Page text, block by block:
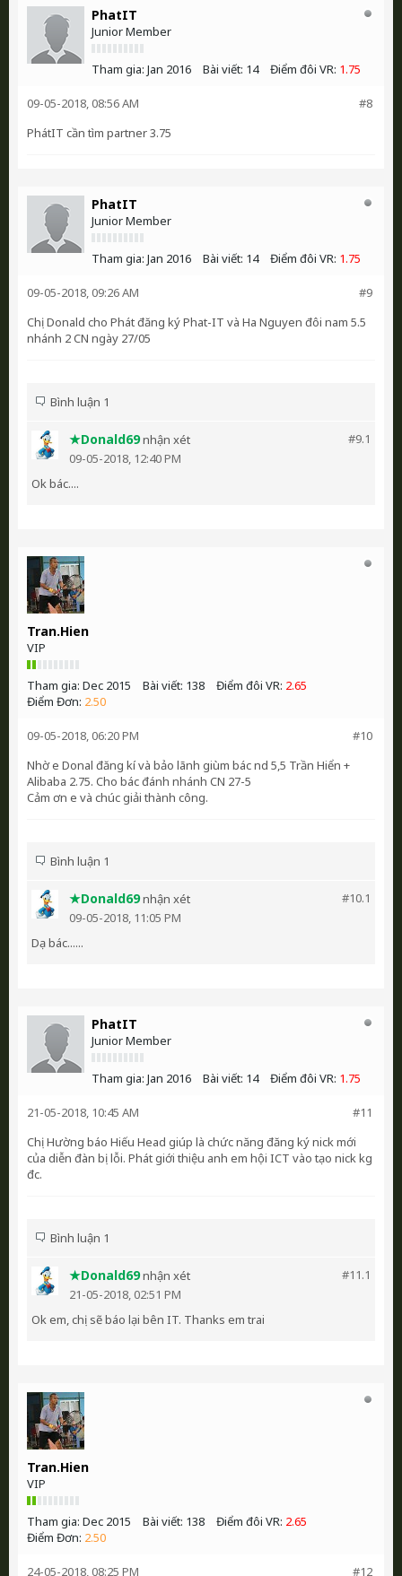
PhatIT
Junior Member
Tham gia: Jan 2016 Bài viết: 14 Điểm đôi VR: 1.75
#8
09-05-2018, 08:56 AM
PhátIT cần tìm partner 3.75
PhatIT
Junior Member
Tham gia: Jan 2016 Bài viết: 14 Điểm đôi VR: 1.75
#9
09-05-2018, 09:26 AM
Chị Donald cho Phát đăng ký Phat-IT và Ha Nguyen đôi nam 5.5
nhánh 2 CN ngày 27/05
Bình luận 1
#9.1
★Donald69nhận xét
09-05-2018, 12:40 PM
Ok bác....
Tran.Hien
VIP
Tham gia: Dec 2015 Bài viết: 138 Điểm đôi VR: 2.65
Điểm Đơn: 2.50
#10
09-05-2018, 06:20 PM
Nhờ e Donal đăng kí và bảo lãnh giùm bác nd 5,5 Trần Hiển +
Alibaba 2.75. Cho bác đánh nhánh CN 27-5
Cảm ơn e và chúc giải thành công.
Bình luận 1
#10.1
★Donald69nhận xét
09-05-2018, 11:05 PM
Dạ bác......
PhatIT
Junior Member
Tham gia: Jan 2016 Bài viết: 14 Điểm đôi VR: 1.75
#11
21-05-2018, 10:45 AM
Chị Hường báo Hiếu Head giúp là chức năng đăng ký nick mới
của diễn đàn bị lỗi. Phát giới thiệu anh em hội ICT vào tạo nick kg
đc.
Bình luận 1
#11.1
★Donald69nhận xét
21-05-2018, 02:51 PM
Ok em, chị sẽ báo lại bên IT. Thanks em trai
Tran.Hien
VIP
Tham gia: Dec 2015 Bài viết: 138 Điểm đôi VR: 2.65
Điểm Đơn: 2.50
#12
24-05-2018, 08:25 PM